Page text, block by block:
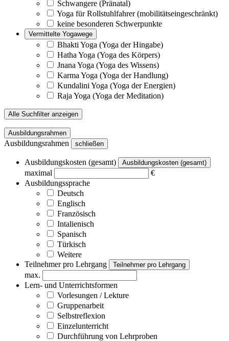
Schwangere (Pränatal)
Yoga für Rollstuhlfahrer (mobilitätseingeschränkt)
keine besonderen Schwerpunkte
Vermittelte Yogawege
Bhakti Yoga (Yoga der Hingabe)
Hatha Yoga (Yoga des Körpers)
Jnana Yoga (Yoga des Wissens)
Karma Yoga (Yoga der Handlung)
Kundalini Yoga (Yoga der Energien)
Raja Yoga (Yoga der Meditation)
Alle Suchfilter anzeigen
Ausbildungsrahmen
Ausbildungsrahmen schließen
Ausbildungskosten (gesamt) Ausbildungskosten (gesamt)
maximal
€
Ausbildungssprache
Deutsch
Englisch
Französisch
Intalienisch
Spanisch
Türkisch
Weitere
Teilnehmer pro Lehrgang
Teilnehmer pro Lehrgang
max.
Lern- und Unterrichtsformen
Vorlesungen / Lekture
Gruppenarbeit
Selbstreflexion
Einzelunterricht
Durchführung von Lehrproben